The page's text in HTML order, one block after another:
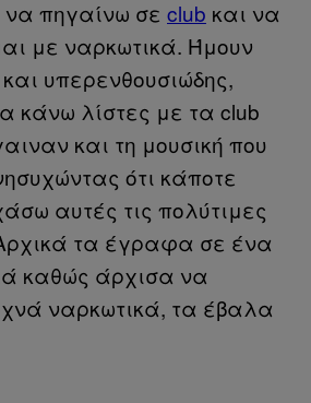
να πηγαίνω σε club και να
με ναρκωτικά. Ήμουν
υπερενθουσιώδης,
κάνω λίστες με τα club
και τη μουσική που
ότι κάποτε
αυτές τις πολύτιμες
τα έγραφα σε ένα
καθώς άρχισα να
ναρκωτικά, τα έβαλα